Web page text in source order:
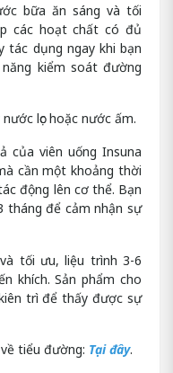
bữa ăn sáng và tối
các hoạt chất có đủ
tác dụng ngay khi bạn
kiểm soát đường
lọc hoặc nước ấm.
của viên uống Insuna
cần một khoảng thời
động lên cơ thể. Bạn
tháng để cảm nhận sự
tối ưu, liệu trình 3-6
khích. Sản phẩm cho
trì để thấy được sự
tiểu đường: Tại đây.